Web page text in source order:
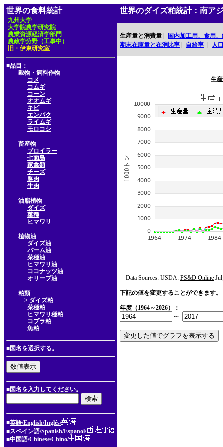
世界の食料統計
九州大学
大学院農学研究院
農業資源経済学部門
農政学分野（工事中）
旧・伊東研究室
■品目：
穀物・飼料作物
コメ
コムギ
コーン
オオムギ
キビ
エンバク
ライムギ
モロコシ
畜産物
ブロイラー
七面鳥
家禽類
チーズ
豚肉
牛肉
油脂植物
ダイズ
菜種
ヒマワリ
植物油
ダイズ油
パーム油
菜種油
ヒマワリ油
ココナッツ油
オリーブ油
粕類
> ダイズ粕
菜種粕
ヒマワリ種粕
コプラ粕
魚粕
■国名を選択する。
■国名を入力してください。
■英語/English/Inglés/
■スペイン語/Spanish/Espanol/
■中国語/Chinese/Chino/
世界のダイズ粕統計：南ア
生産量と消費量
国内加工用、食用
期末在庫量と在消比率
自給率 人口
生
Data Sources: USDA: PS&D Online
下記の値を変更することができます。
年度（1964～2026）：
～